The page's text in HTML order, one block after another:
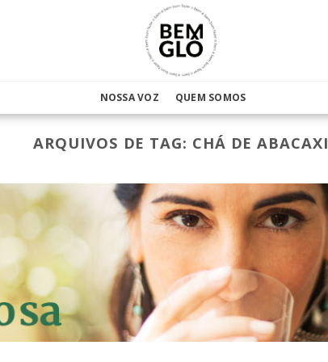
NOSSA VOZ QUEM SOMOS
ARQUIVOS DE TAG: CHÁ DE ABACAXI